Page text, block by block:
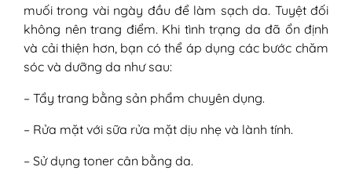
muối trong vài ngày đầu để làm sạch da. Tuyệt đối
không nên trang điểm. Khi tình trạng da đã ổn định
và cải thiện hơn, bạn có thể áp dụng các bước chăm
sóc và dưỡng da như sau:
– Tẩy trang bằng sản phẩm chuyên dụng.
– Rửa mặt với sữa rửa mặt dịu nhẹ và lành tính.
– Sử dụng toner cân bằng da.